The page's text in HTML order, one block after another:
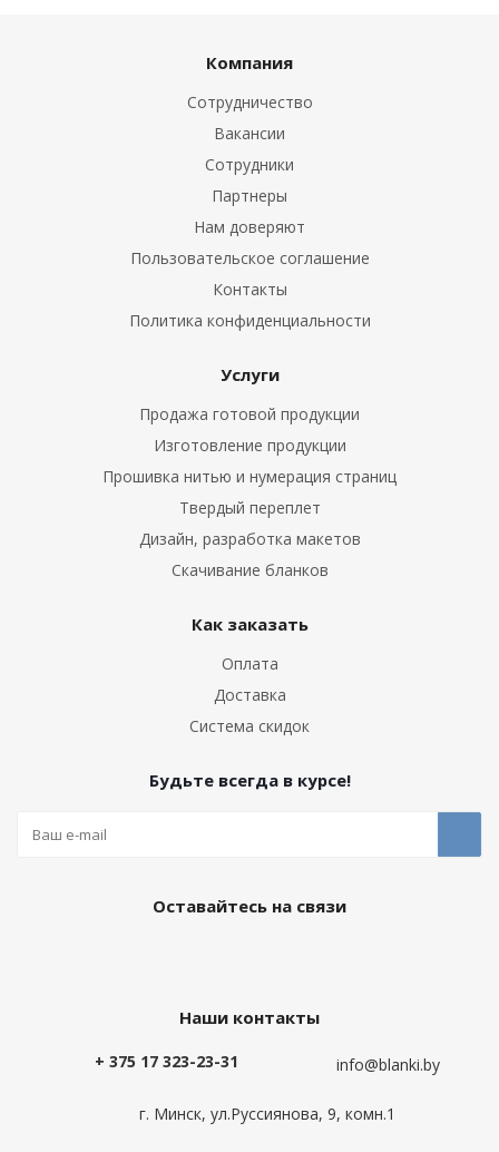
Компания
Сотрудничество
Вакансии
Сотрудники
Партнеры
Нам доверяют
Пользовательское соглашение
Контакты
Политика конфиденциальности
Услуги
Продажа готовой продукции
Изготовление продукции
Прошивка нитью и нумерация страниц
Твердый переплет
Дизайн, разработка макетов
Скачивание бланков
Как заказать
Оплата
Доставка
Система скидок
Будьте всегда в курсе!
Оставайтесь на связи
Наши контакты
+ 375 17 323-23-31 info@blanki.by
г. Минск, ул.Руссиянова, 9, комн.1